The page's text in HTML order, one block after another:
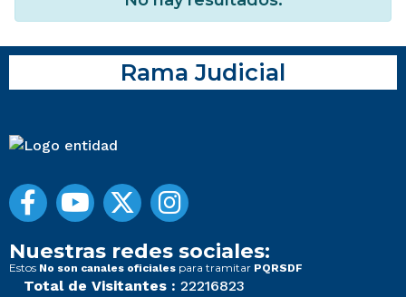
Rama Judicial
Nuestras redes sociales:
Estos No son canales oficiales para tramitar PQRSDF
Total de Visitantes : 22216823